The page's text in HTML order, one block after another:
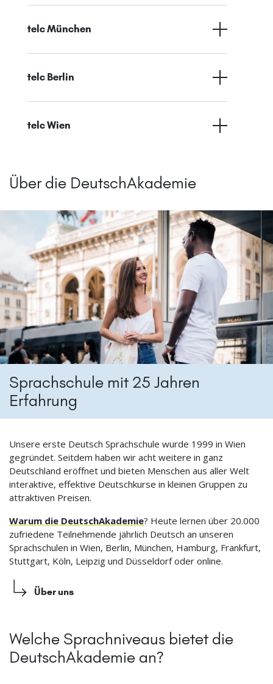
telc München
telc Berlin
telc Wien
Über die DeutschAkademie
Sprachschule mit 25 Jahren
Erfahrung
Unsere erste Deutsch Sprachschule wurde 1999 in Wien
gegründet. Seitdem haben wir acht weitere in ganz
Deutschland eröffnet und bieten Menschen aus aller Welt
interaktive, effektive Deutschkurse in kleinen Gruppen zu
attraktiven Preisen.
Warum die DeutschAkademie? Heute lernen über 20.000
zufriedene Teilnehmende jährlich Deutsch an unseren
Sprachschulen in Wien, Berlin, München, Hamburg, Frankfurt,
Stuttgart, Köln, Leipzig und Düsseldorf oder online.
Über uns
Welche Sprachniveaus bietet die
DeutschAkademie an?